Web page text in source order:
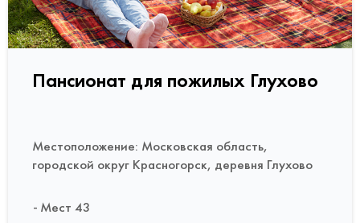
Пансионат для пожилых Глухово
Местоположение: Московская область,
городской округ Красногорск, деревня Глухово
Мест 43